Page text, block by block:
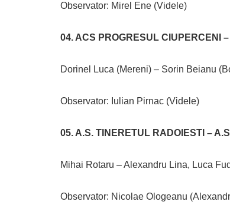
Observator: Mirel Ene (Videle)
04. ACS PROGRESUL CIUPERCENI
Dorinel Luca (Mereni) – Sorin Beianu
Observator: Iulian Pirnac (Videle)
05. A.S. TINERETUL RADOIESTI –
Mihai Rotaru – Alexandru Lina, Luca
Observator: Nicolae Ologeanu